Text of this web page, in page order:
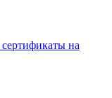
на